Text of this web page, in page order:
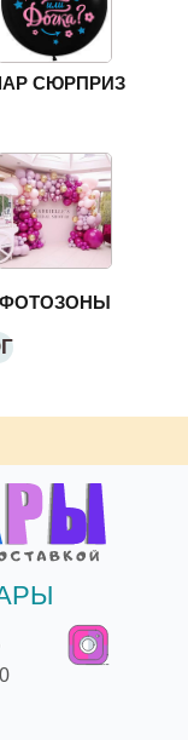
СЮРПРИЗ
ФОТОЗОНЫ